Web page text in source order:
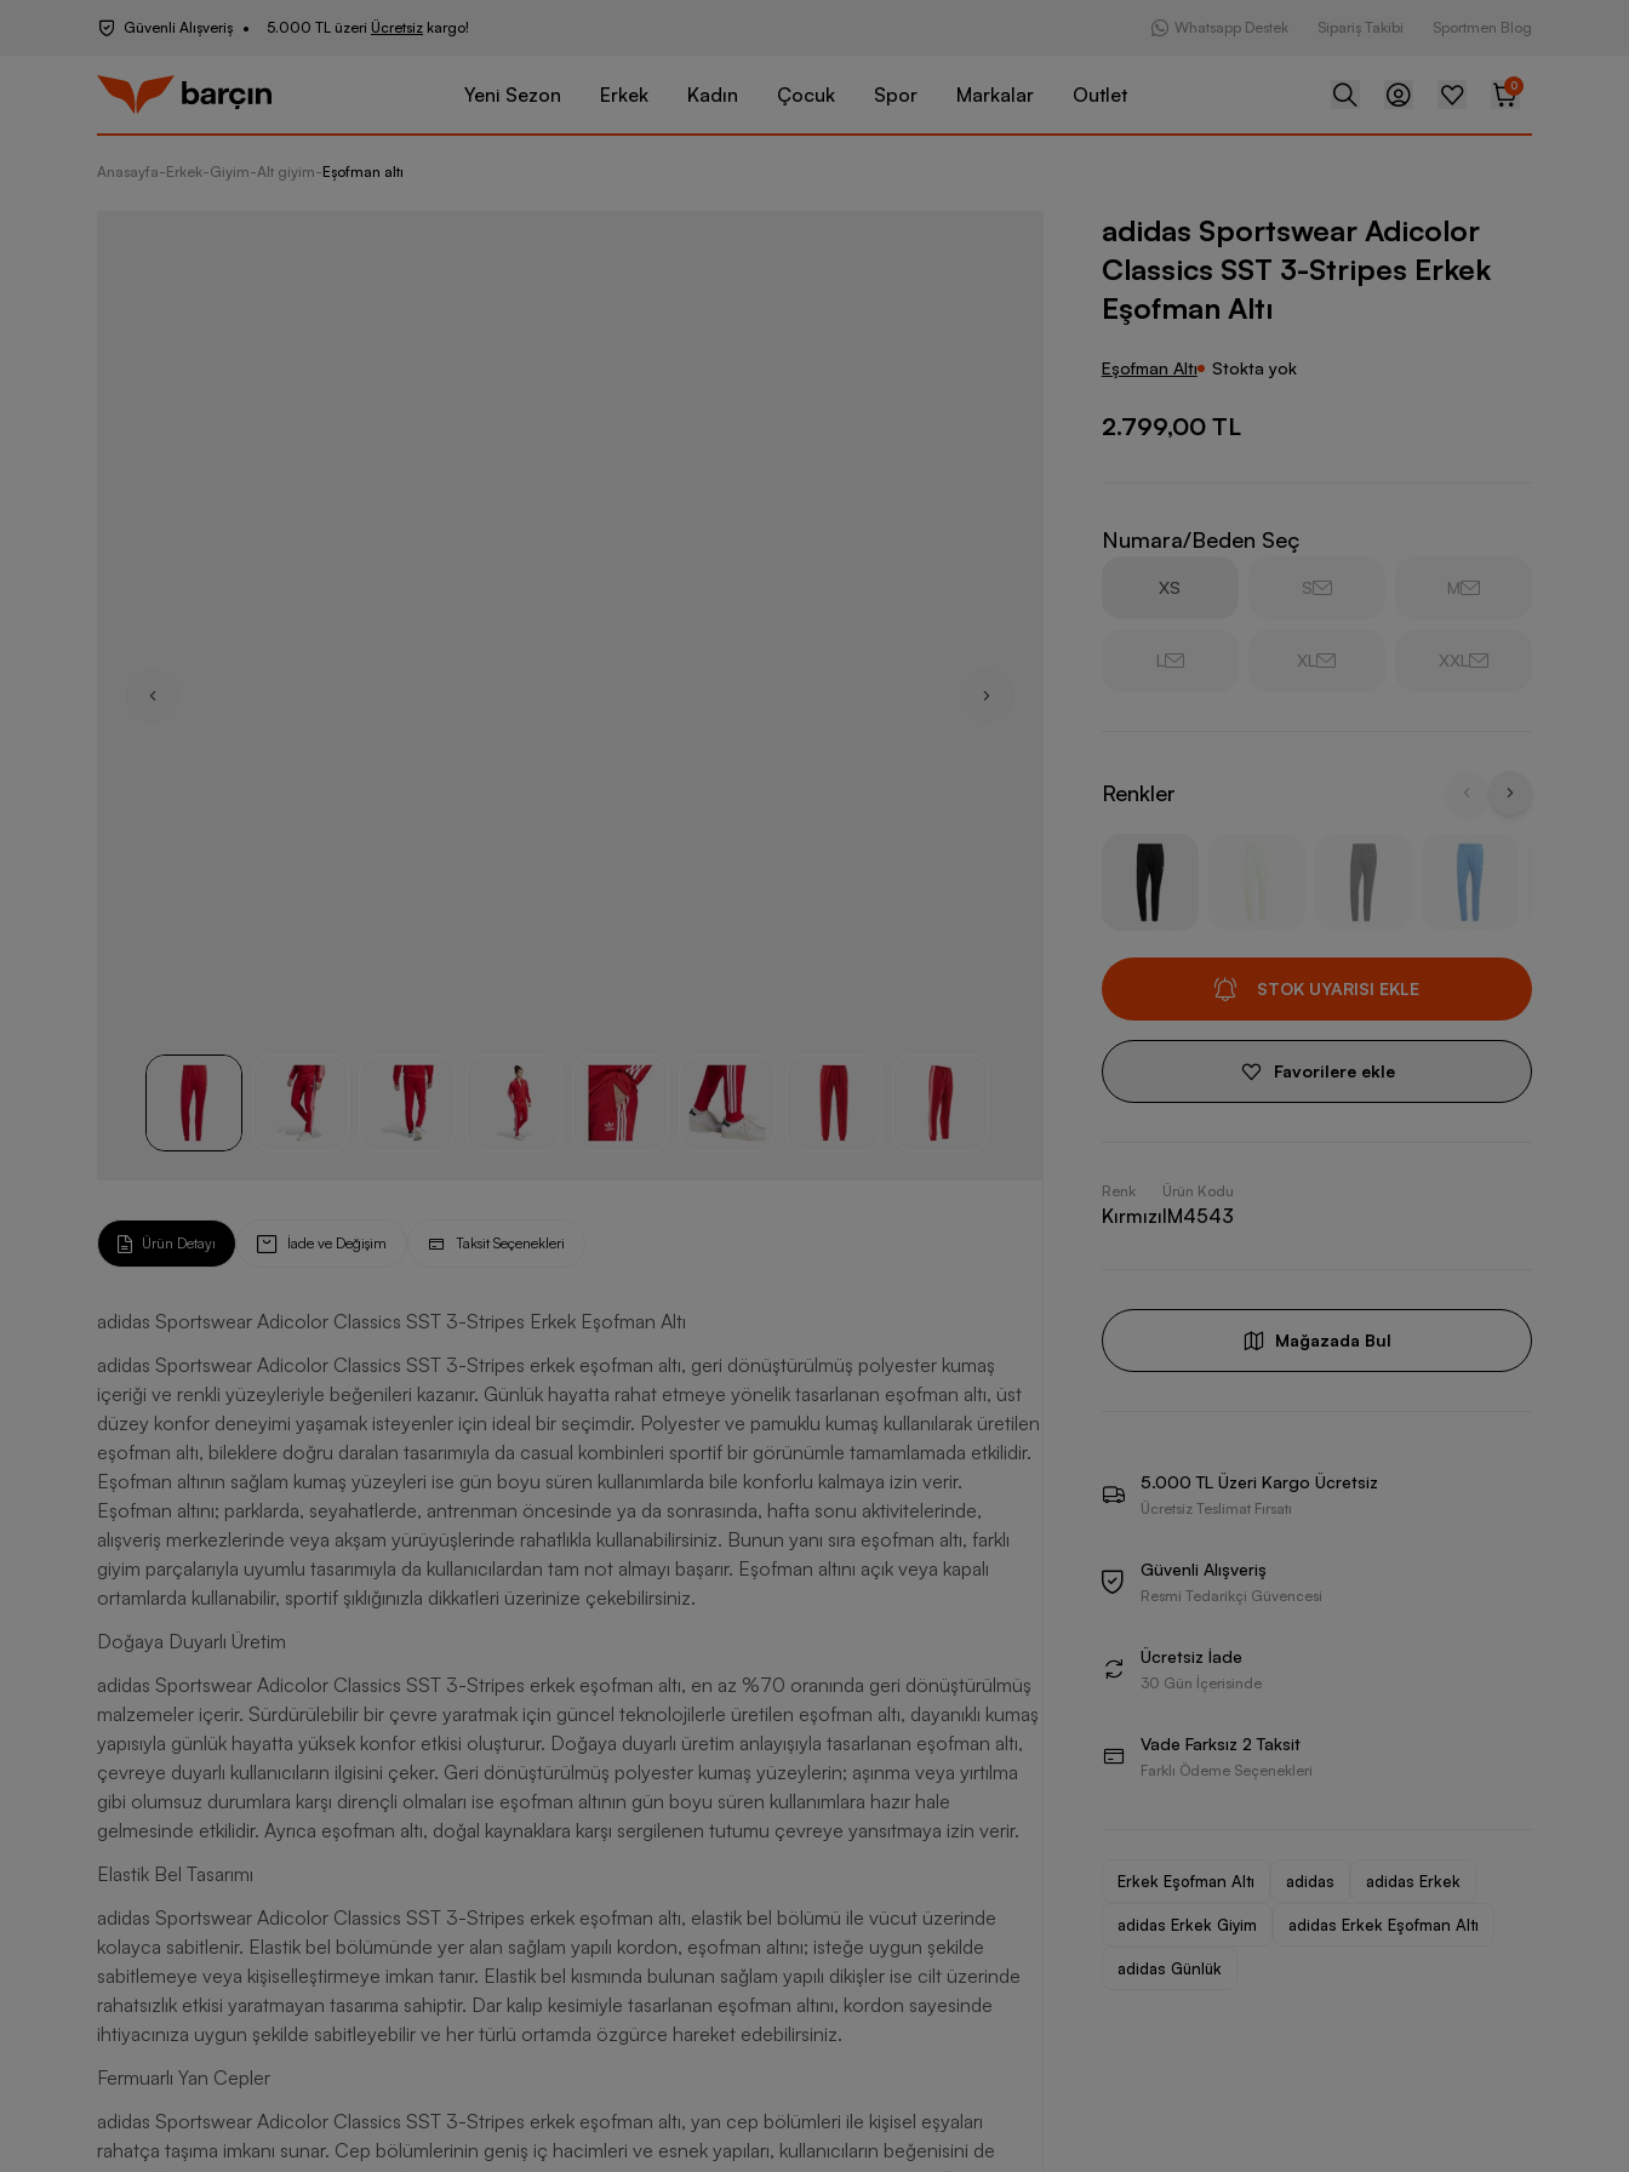
Güvenli Alışveriş 5.000 TL üzeri Ücretsiz kargo! Whatsapp Destek Sipariş Takibi Sportmen Blog
Yeni Sezon Erkek Kadın Çocuk Spor Markalar Outlet 0
Anasayfa-Erkek-Giyim-Alt giyim-Eşofman altı
adidas Sportswear Adicolor Classics SST 3-Stripes Erkek Eşofman Altı
Ürün Detayı İade ve Değişim Taksit Seçenekleri
adidas Sportswear Adicolor Classics SST 3-Stripes Erkek Eşofman Altı
adidas Sportswear Adicolor Classics SST 3-Stripes erkek eşofman altı, geri dönüştürülmüş polyester kumaş
içeriği ve renkli yüzeyleriyle beğenileri kazanır. Günlük hayatta rahat etmeye yönelik tasarlanan eşofman altı, üst
düzey konfor deneyimi yaşamak isteyenler için ideal bir seçimdir. Polyester ve pamuklu kumaş kullanılarak üretilen
eşofman altı, bileklere doğru daralan tasarımıyla da casual kombinleri sportif bir görünümle tamamlamada etkilidir.
Eşofman altının sağlam kumaş yüzeyleri ise gün boyu süren kullanımlarda bile konforlu kalmaya izin verir.
Eşofman altını; parklarda, seyahatlerde, antrenman öncesinde ya da sonrasında, hafta sonu aktivitelerinde,
alışveriş merkezlerinde veya akşam yürüyüşlerinde rahatlıkla kullanabilirsiniz. Bunun yanı sıra eşofman altı, farklı
giyim parçalarıyla uyumlu tasarımıyla da kullanıcılardan tam not almayı başarır. Eşofman altını açık veya kapalı
ortamlarda kullanabilir, sportif şıklığınızla dikkatleri üzerinize çekebilirsiniz.
Doğaya Duyarlı Üretim
adidas Sportswear Adicolor Classics SST 3-Stripes erkek eşofman altı, en az %70 oranında geri dönüştürülmüş
malzemeler içerir. Sürdürülebilir bir çevre yaratmak için güncel teknolojilerle üretilen eşofman altı, dayanıklı kumaş
yapısıyla günlük hayatta yüksek konfor etkisi oluşturur. Doğaya duyarlı üretim anlayışıyla tasarlanan eşofman altı,
çevreye duyarlı kullanıcıların ilgisini çeker. Geri dönüştürülmüş polyester kumaş yüzeylerin; aşınma veya yırtılma
gibi olumsuz durumlara karşı dirençli olmaları ise eşofman altının gün boyu süren kullanımlara hazır hale
gelmesinde etkilidir. Ayrıca eşofman altı, doğal kaynaklara karşı sergilenen tutumu çevreye yansıtmaya izin verir.
Elastik Bel Tasarımı
adidas Sportswear Adicolor Classics SST 3-Stripes erkek eşofman altı, elastik bel bölümü ile vücut üzerinde
kolayca sabitlenir. Elastik bel bölümünde yer alan sağlam yapılı kordon, eşofman altını; isteğe uygun şekilde
sabitlemeye veya kişiselleştirmeye imkan tanır. Elastik bel kısmında bulunan sağlam yapılı dikişler ise cilt üzerinde
rahatsızlık etkisi yaratmayan tasarıma sahiptir. Dar kalıp kesimiyle tasarlanan eşofman altını, kordon sayesinde
ihtiyacınıza uygun şekilde sabitleyebilir ve her türlü ortamda özgürce hareket edebilirsiniz.
Fermuarlı Yan Cepler
adidas Sportswear Adicolor Classics SST 3-Stripes erkek eşofman altı, yan cep bölümleri ile kişisel eşyaları
rahatça taşıma imkanı sunar. Cep bölümlerinin geniş iç hacimleri ve esnek yapıları, kullanıcıların beğenisini de
adidas Sportswear Adicolor
Classics SST 3-Stripes Erkek
Eşofman Altı
Eşofman Altı Stokta yok
2.799,00 TL
Numara/Beden Seç
XS S M
L XL XXL
Renkler
STOK UYARISI EKLE
Favorilere ekle
Renk
Kırmızı
Ürün Kodu
IM4543
Mağazada Bul
5.000 TL Üzeri Kargo Ücretsiz
Ücretsiz Teslimat Fırsatı
Güvenli Alışveriş
Resmi Tedarikçi Güvencesi
Ücretsiz İade
30 Gün İçerisinde
Vade Farksız 2 Taksit
Farklı Ödeme Seçenekleri
Erkek Eşofman Altı adidas adidas Erkek
adidas Erkek Giyim adidas Erkek Eşofman Altı
adidas Günlük